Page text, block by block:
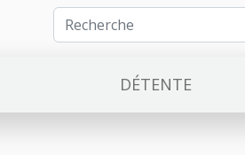
DÉTENTE